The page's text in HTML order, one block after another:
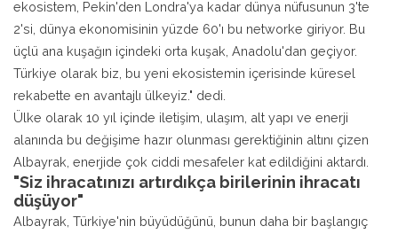
ekosistem, Pekin'den Londra'ya kadar dünya nüfusunun 3'te
2'si, dünya ekonomisinin yüzde 60'ı bu networke giriyor. Bu
üçlü ana kuşağın içindeki orta kuşak, Anadolu'dan geçiyor.
Türkiye olarak biz, bu yeni ekosistemin içerisinde küresel
rekabette en avantajlı ülkeyiz." dedi.
Ülke olarak 10 yıl içinde iletişim, ulaşım, alt yapı ve enerji
alanında bu değişime hazır olunması gerektiğinin altını çizen
Albayrak, enerjide çok ciddi mesafeler kat edildiğini aktardı.
"Siz ihracatınızı artırdıkça birilerinin ihracatı
düşüyor"
Albayrak, Türkiye'nin büyüdüğünü, bunun daha bir başlangıç